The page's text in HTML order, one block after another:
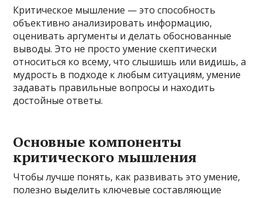
Критическое мышление — это способность
объективно анализировать информацию,
оценивать аргументы и делать обоснованные
выводы. Это не просто умение скептически
относиться ко всему, что слышишь или видишь, а
мудрость в подходе к любым ситуациям, умение
задавать правильные вопросы и находить
достойные ответы.
Основные компоненты
критического мышления
Чтобы лучше понять, как развивать это умение,
полезно выделить ключевые составляющие